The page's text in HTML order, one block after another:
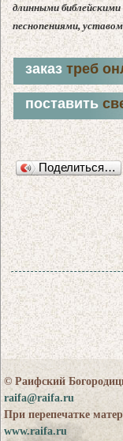
длинными
песнопениями,
заказтреб
поставить
Поделиться…
© Раифский
raifa@raifa.ru
При перепечатке
www.raifa.ru